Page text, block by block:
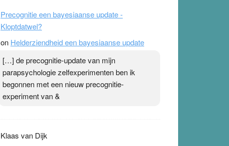
Precognitie een bayesiaanse update -
Kloptdatwel?
on Helderziendheid een bayesiaanse update
[…] de precognitie-update van mijn
parapsychologie zelfexperimenten ben ik
begonnen met een nieuw precognitie-
experiment van &
Klaas van Dijk